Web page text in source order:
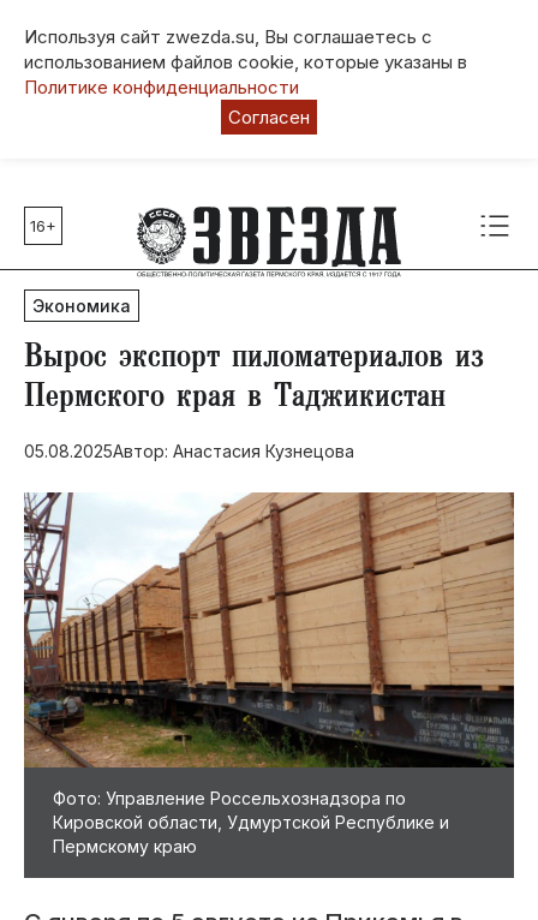
Используя сайт zwezda.su, Вы соглашаетесь с
использованием файлов cookie, которые указаны в
Политике конфиденциальности
Согласен
Главные темы
80 лет Победы
Молодежная столица РФ
СВО
Выборы в Пермском крае
Социальная поддержка
Инфраструктура
Благоустройство
16+
Экономика
Вырос экспорт пиломатериалов из
Пермского края в Таджикистан
05.08.2025Автор: Анастасия Кузнецова
Фото: Управление Россельхознадзора по
Кировской области, Удмуртской Республике и
Пермскому краю